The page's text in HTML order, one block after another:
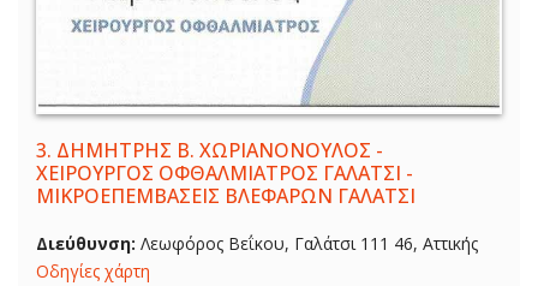
3. ΔΗΜΗΤΡΗΣ Β. ΧΩΡΙΑΝΟΝΟΥΛΟΣ -
ΧΕΙΡΟΥΡΓΟΣ ΟΦΘΑΛΜΙΑΤΡΟΣ ΓΑΛΑΤΣΙ -
ΜΙΚΡΟΕΠΕΜΒΑΣΕΙΣ ΒΛΕΦΑΡΩΝ ΓΑΛΑΤΣΙ
Διεύθυνση: Λεωφόρος Βεΐκου, Γαλάτσι 111 46, Αττικής
Οδηγίες χάρτη